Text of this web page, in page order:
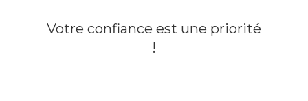
Votre confiance est une priorité
!